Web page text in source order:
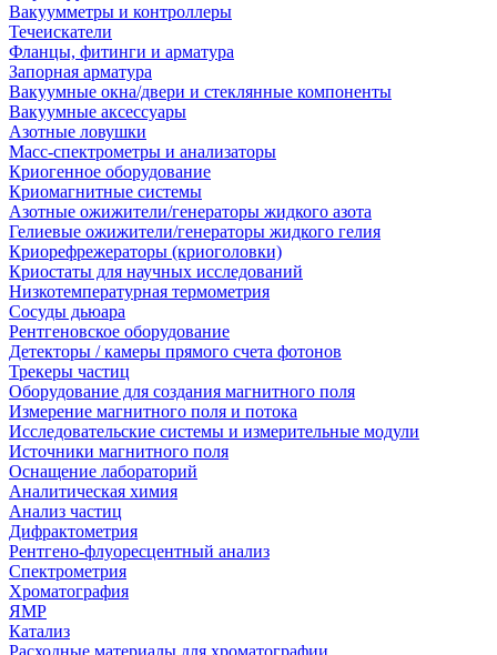
Вакуумметры и контроллеры
Течеискатели
Фланцы, фитинги и арматура
Запорная арматура
Вакуумные окна/двери и стеклянные компоненты
Вакуумные аксессуары
Азотные ловушки
Масс-спектрометры и анализаторы
Криогенное оборудование
Криомагнитные системы
Азотные ожижители/генераторы жидкого азота
Гелиевые ожижители/генераторы жидкого гелия
Криорефрежераторы (криоголовки)
Криостаты для научных исследований
Низкотемпературная термометрия
Сосуды дьюара
Рентгеновское оборудование
Детекторы / камеры прямого счета фотонов
Трекеры частиц
Оборудование для создания магнитного поля
Измерение магнитного поля и потока
Исследовательские системы и измерительные модули
Источники магнитного поля
Оснащение лабораторий
Аналитическая химия
Анализ частиц
Дифрактометрия
Рентгено-флуоресцентный анализ
Спектрометрия
Хроматография
ЯМР
Катализ
Расходные материалы для хроматографии